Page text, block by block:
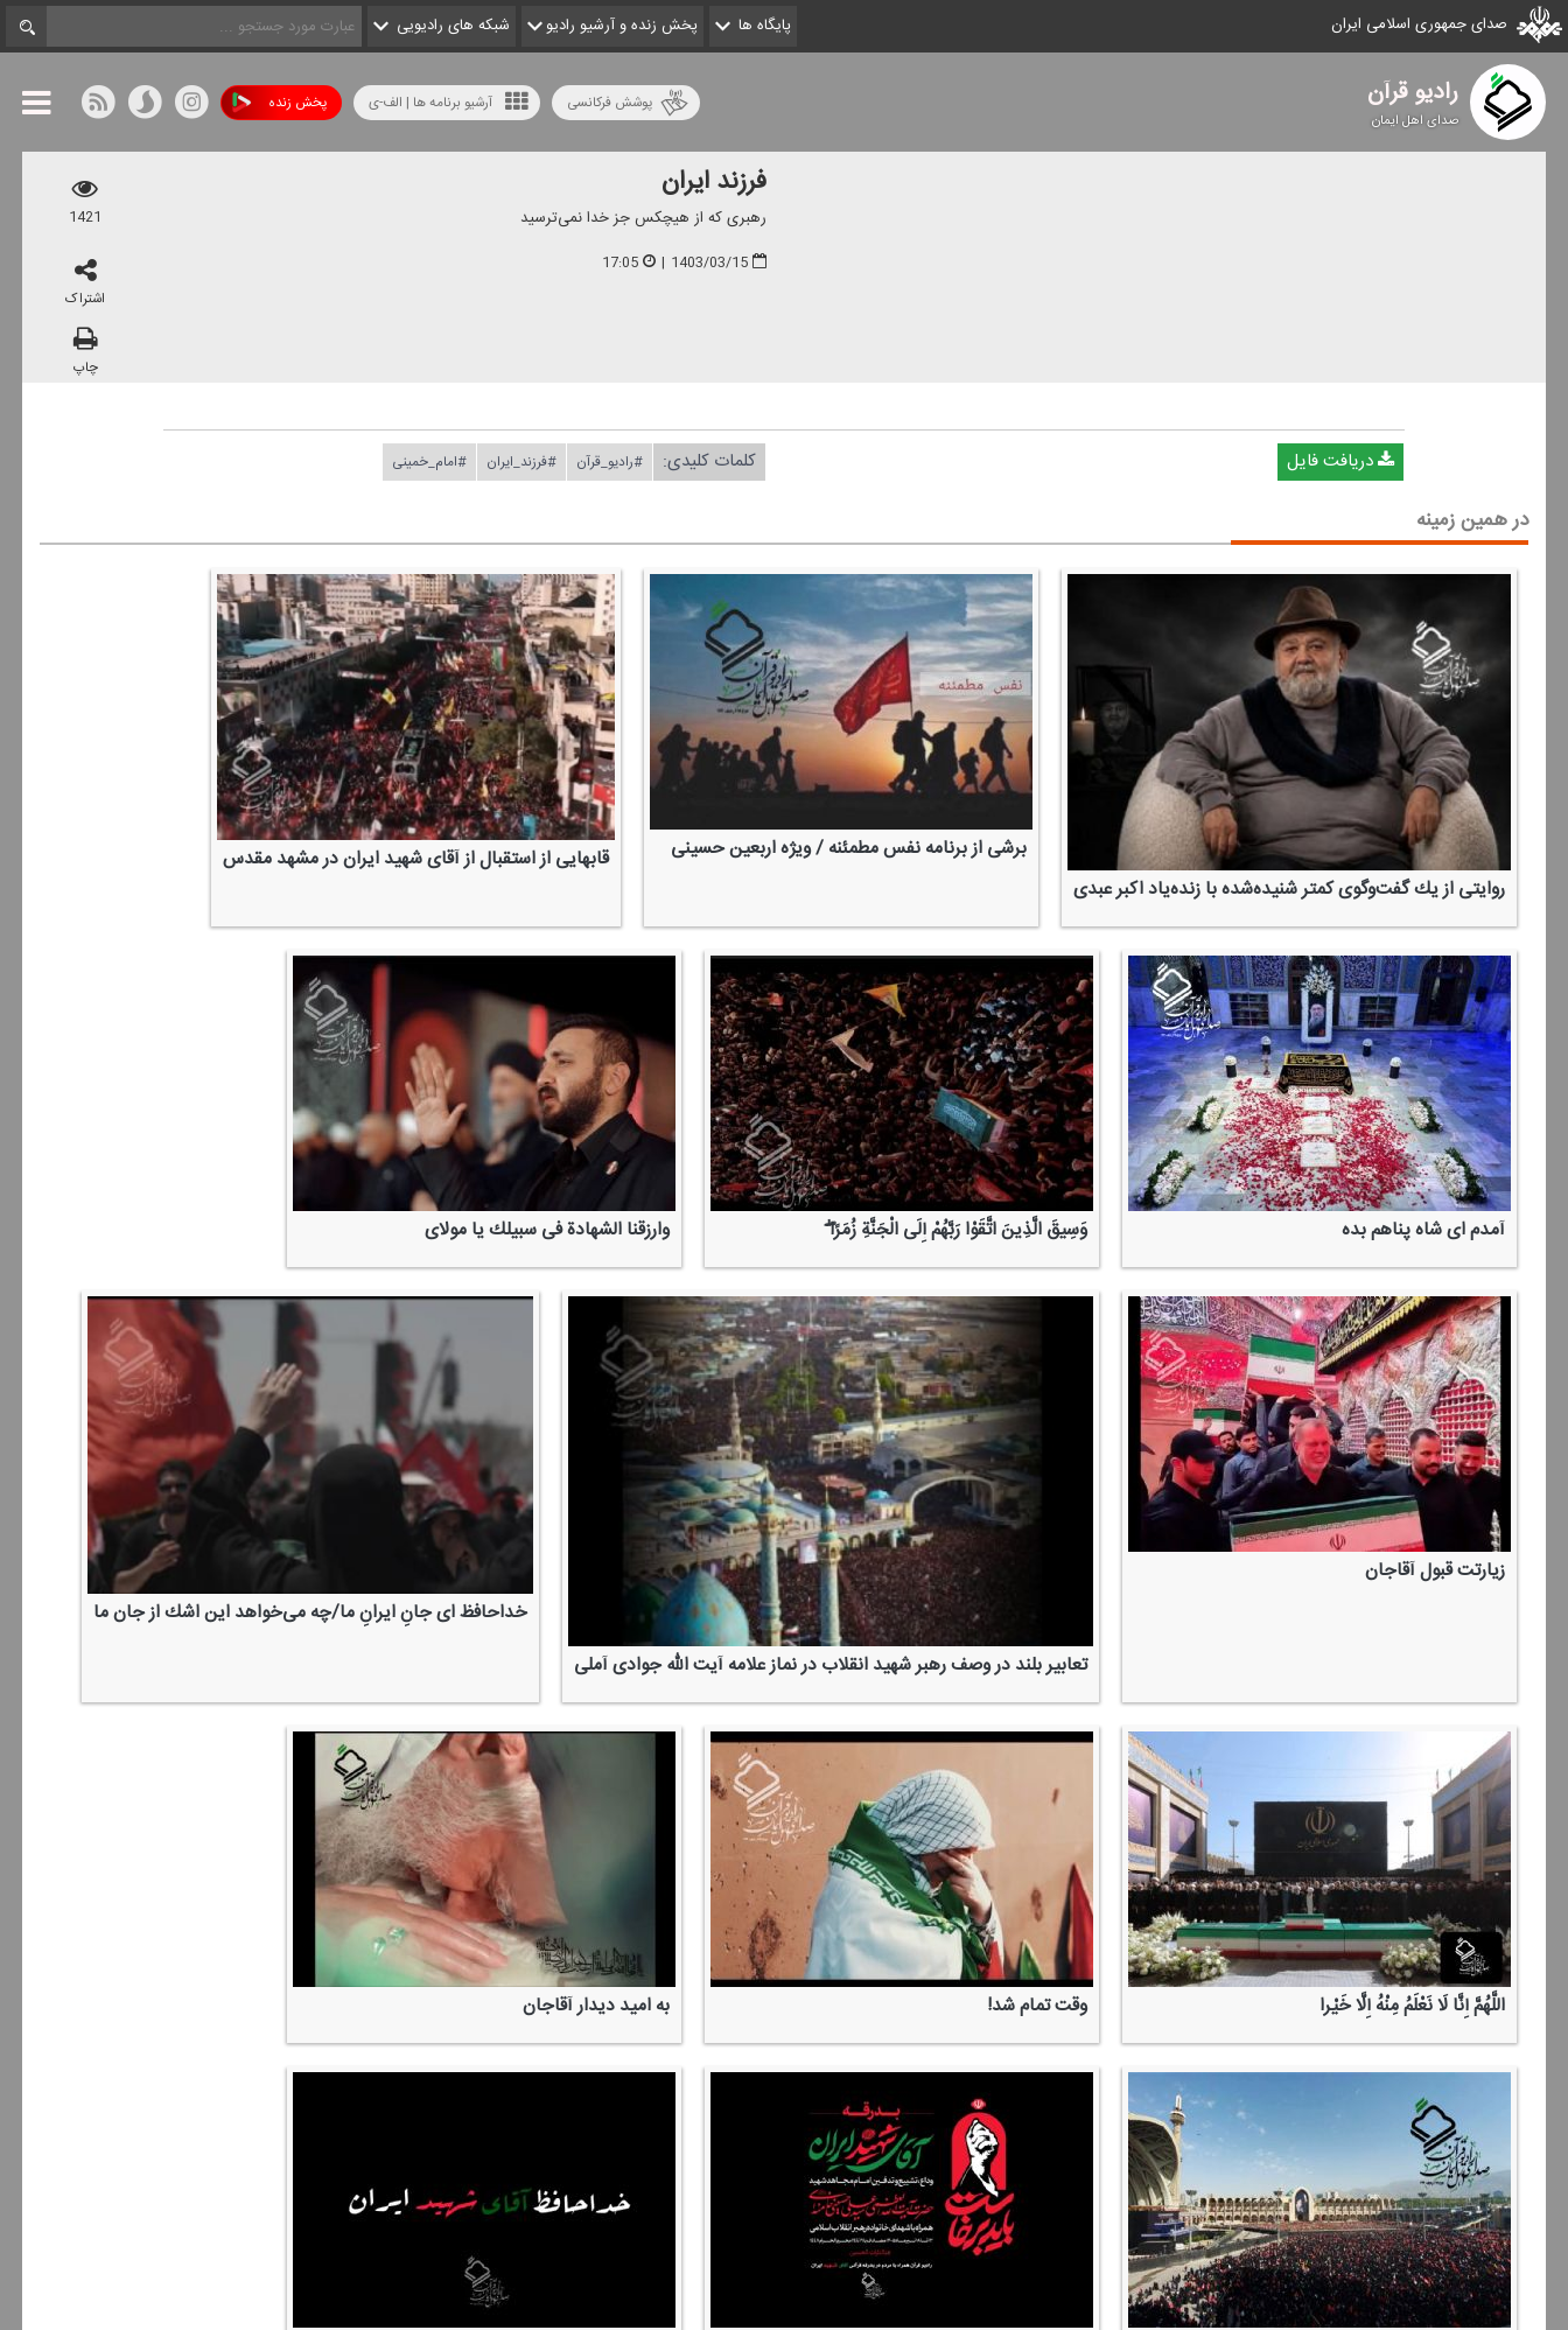
صدای جمهوری اسلامی ایران پایگاه ها پخش زنده و آرشیو رادیو شبکه های رادیویی
رادیو قرآن
صدای اهل ایمان
پخش زنده آرشیو برنامه ها | الف-ی پوشش فرکانسی
فرزند ایران
رهبری كه از هیچكس جز خدا نمی‌ترسید
1403/03/15
|
17:05
1421
اشتراک
چاپ
دریافت فایل کلمات کلیدی: #رادیو_قرآن #فرزند_ایران #امام_خمینی
در همین زمینه
روایتی از یك گفت‌وگوی كمتر شنیده‌شده با زنده‌یاد اكبر عبدی
برشی از برنامه نفس مطمئنه / ویژه اربعین حسینی قابهایی از استقبال از آقای شهید ایران در مشهد مقدس
آمدم ای شاه پناهم بده وَسِیقَ الَّذِینَ اتَّقَوْا رَبَّهُمْ إِلَی الْجَنَّةِ زُمَرًا ۖ وارزقنا الشهادة فی سبیلك یا مولای
زیارتت قبول آقاجان
تعابیر بلند در وصف رهبر شهید انقلاب در نماز علامه آیت الله جوادی آملی
خداحافظ ای جانِ ایرانِ ما/چه می‌خواهد این اشك از جان ما
اللَّهُمَّ إِنَّا لَا نَعْلَمُ مِنْهُ إِلَّا خَیْرا وقت تمام شد! به امید دیدار آقاجان